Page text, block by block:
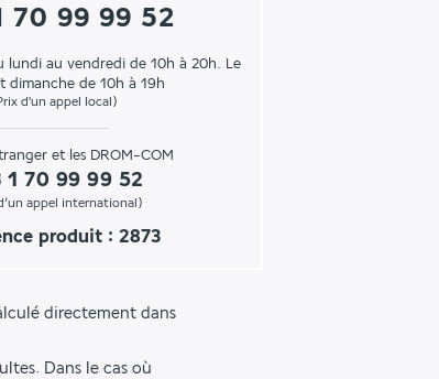
70 99 99 52
lundi au vendredi de 10h à 20h. Le
dimanche de 10h à 19h
d'un appel local)
et les DROM-COM
1 70 99 99 52
appel international)
produit : 2873
directement dans
Dans le cas où